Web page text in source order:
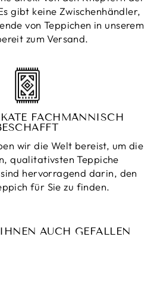
gibt keine Zwischenhändler,
von Teppichen in unserem
zum Versand.
FACHMÄNNISCH
wir die Welt bereist, um die
qualitativsten Teppiche
hervorragend darin, den
für Sie zu finden.
AUCH GEFALLEN